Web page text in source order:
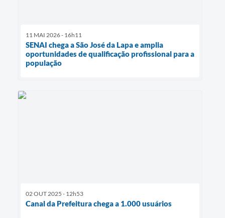
11 MAI 2026 - 16h11
SENAI chega a São José da Lapa e amplia
oportunidades de qualificação profissional para a
população
02 OUT 2025 - 12h53
Canal da Prefeitura chega a 1.000 usuários